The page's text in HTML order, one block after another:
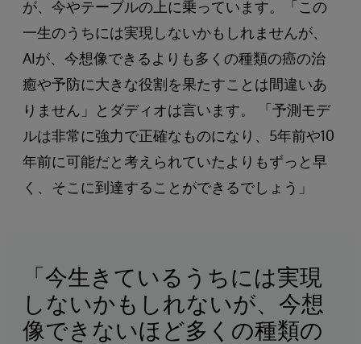
が、今やテーブルの上に乗っています。「この
一生のうちには実現しないかもしれませんが、
AIが、今想像できるよりも多くの種類の癌の治
癒や予防に大きな役割を果たすことは間違いあ
りません」とダディオは言います。 「予測モデ
ルは非常に強力で正確なものになり、5年前や10
年前に可能だと考えられていたよりもずっと早
く、そこに到達することができるでしょう」
「今生きているうちには実現
しないかもしれないが、今想
像できないほど多くの種類の